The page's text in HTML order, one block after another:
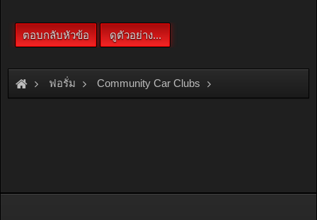
ฟอรั่ม Community Car Clubs